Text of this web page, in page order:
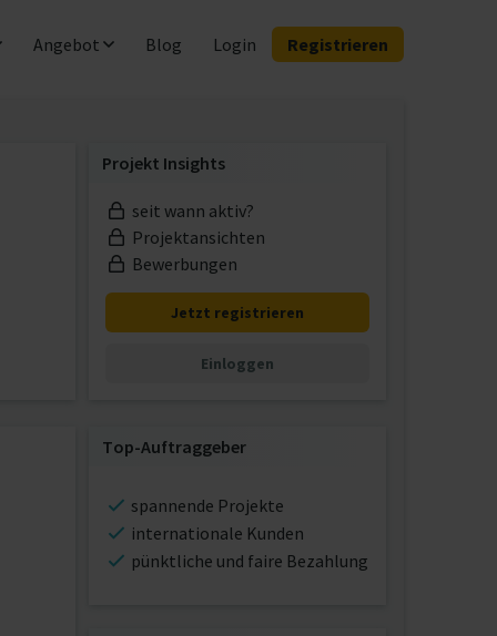
Angebot Blog Login Registrieren
Projekt Insights
seit wann aktiv?
Projektansichten
Bewerbungen
Jetzt registrieren
Einloggen
Top-Auftraggeber
spannende Projekte
internationale Kunden
pünktliche und faire Bezahlung